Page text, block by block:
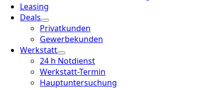
Leasing
Deals
Privatkunden
Gewerbekunden
Werkstatt
24 h Notdienst
Werkstatt-Termin
Hauptuntersuchung